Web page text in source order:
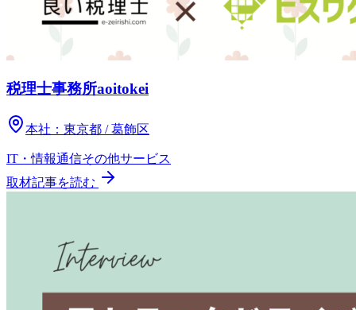
税理士事務所aoitokei
本社： 東京都 / 葛飾区
IT・情報通信その他サービス
取材記事を読む